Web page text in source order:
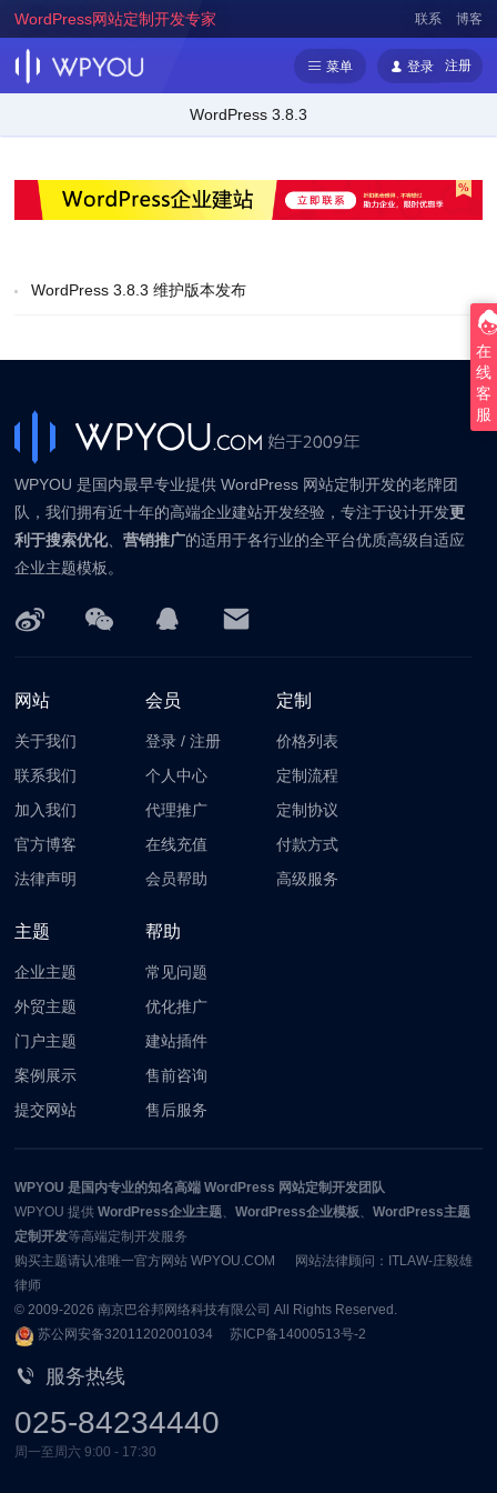
WordPress网站定制开发专家 联系 博客
菜单 登录 注册
WordPress 3.8.3
WordPress 3.8.3 维护版本发布
WPYOU 是国内最早专业提供 WordPress 网站定制开发的老牌团
队，我们拥有近十年的高端企业建站开发经验，专注于设计开发更
利于搜索优化、营销推广的适用于各行业的全平台优质高级自适应
企业主题模板。
网站
关于我们
联系我们
加入我们
官方博客
法律声明
会员
登录 /注册
个人中心
代理推广
在线充值
会员帮助
定制
价格列表
定制流程
定制协议
付款方式
高级服务
主题
企业主题
外贸主题
门户主题
案例展示
提交网站
帮助
常见问题
优化推广
建站插件
售前咨询
售后服务
WPYOU 是国内专业的知名高端 WordPress 网站定制开发团队
WPYOU 提供WordPress企业主题 、WordPress企业模板 、WordPress主题
定制开发等高端定制开发服务
购买主题请认准唯一官方网站 WPYOU.COM 网站法律顾问：ITLAW-庄毅雄
律师
© 2009-2026南京巴谷邦网络科技有限公司 All Rights Reserved.
苏公网安备32011202001034
苏ICP备14000513号-2
服务热线
025-84234440
周一至周六 9:00 - 17:30
在
线
客
服